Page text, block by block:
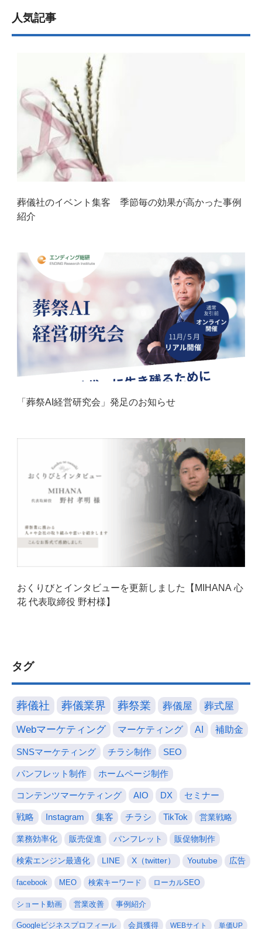
人気記事
葬儀社のイベント集客 季節毎の効果が高かった事例
紹介
「葬祭AI経営研究会」発足のお知らせ
おくりびとインタビューを更新しました【MIHANA 心
花 代表取締役 野村様】
タグ
葬儀社 葬儀業界 葬祭業 葬儀屋 葬式屋
Webマーケティング マーケティング AI 補助金
SNSマーケティング チラシ制作 SEO
パンフレット制作 ホームページ制作
コンテンツマーケティング AIO DX セミナー
戦略 Instagram 集客 チラシ TikTok 営業戦略
業務効率化 販売促進 パンフレット 販促物制作
検索エンジン最適化 LINE X（twitter） Youtube 広告
facebook MEO 検索キーワード ローカルSEO
ショート動画 営業改善 事例紹介
Googleビジネスプロフィール 会員獲得 WEBサイト 単価UP